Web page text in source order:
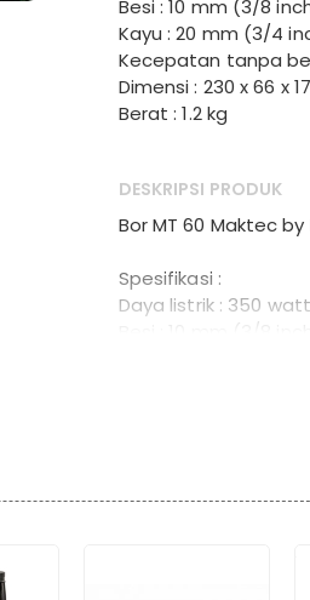
Besi : 10 mm (3/8
Kayu : 20 mm (3/4
Kecepatan tanpa
Dimensi : 230 x 66 x
Berat : 1.2 kg
DESKRIPSI PRODUK
Bor MT 60 Maktec
Spesifikasi :
Daya listrik : 350 watt
Besi : 10 mm (3/8